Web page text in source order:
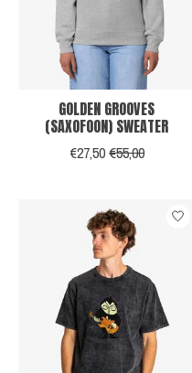
GOLDEN GROOVES
(SAXOFOON) SWEATER
€27,50€55,00